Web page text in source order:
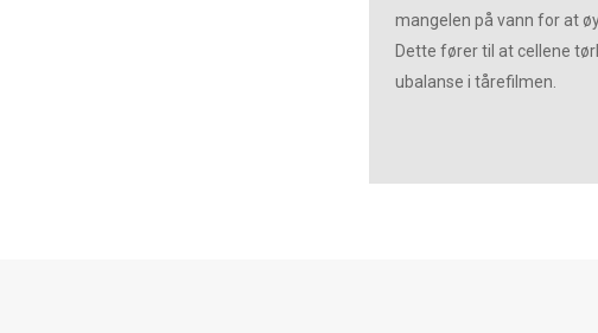
mangelen på vann for at
Dette fører til at cellene
ubalanse i tårefilmen.